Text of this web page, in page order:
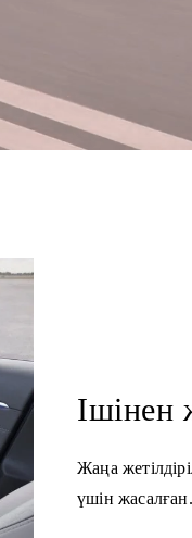
Ішінен
Жаңа
үшін жасалған.